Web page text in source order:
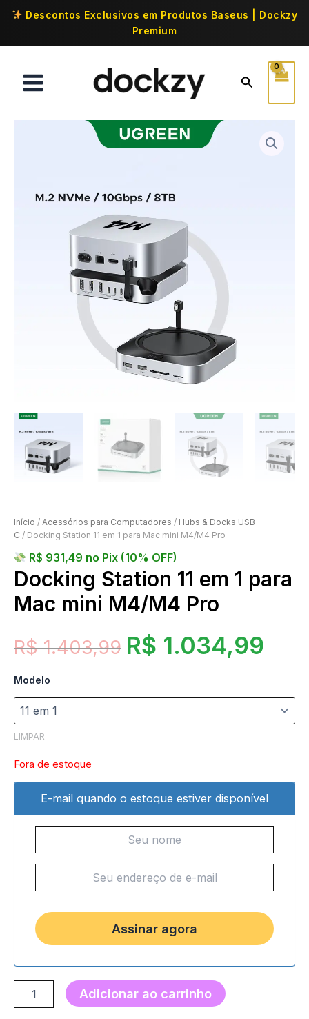
Descontos Exclusivos em Produtos Baseus | Dockzy
Premium
Início / Acessórios para Computadores / Hubs & Docks USB-
C / Docking Station 11 em 1 para Mac mini M4/M4 Pro
R$ 931,49 no Pix (10% OFF)
Docking Station 11 em 1 para
Mac mini M4/M4 Pro
R$1.403,99 R$ 1.034,99
Modelo
LIMPAR
Fora de estoque
E-mail quando o estoque estiver disponível
Adicionar ao carrinho